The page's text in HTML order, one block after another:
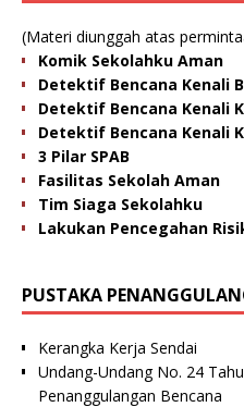
(Materi diunggah atas
Komik Sekolahku Aman
Detektif Bencana Kenali
Detektif Bencana Kenali
Detektif Bencana Kenali
3 Pilar SPAB
Fasilitas Sekolah Aman
Tim Siaga Sekolahku
Lakukan Pencegahan
PUSTAKA
Kerangka Kerja Sendai
Undang-Undang No. 24
Penanggulangan Bencana